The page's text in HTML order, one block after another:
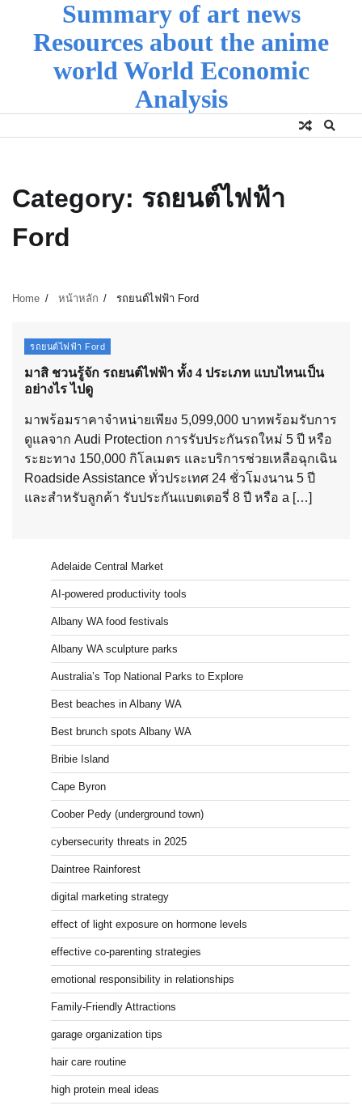
content
Summary of art news
Resources about the anime
world World Economic
Analysis
Category: รถยนต์ไฟฟ้า
Ford
Home หน้าหลัก รถยนต์ไฟฟ้า Ford
รถยนต์ไฟฟ้า Ford
มาสิ ชวนรู้จัก รถยนต์ไฟฟ้า ทั้ง 4 ประเภท แบบไหนเป็น
อย่างไร ไปดู
มาพร้อมราคาจำหน่ายเพียง 5,099,000 บาทพร้อมรับการ
ดูแลจาก Audi Protection การรับประกันรถใหม่ 5 ปี หรือ
ระยะทาง 150,000 กิโลเมตร และบริการช่วยเหลือฉุกเฉิน
Roadside Assistance ทั่วประเทศ 24 ชั่วโมงนาน 5 ปี
และสำหรับลูกค้า รับประกันแบตเตอรี่ 8 ปี หรือ a […]
Adelaide Central Market
AI-powered productivity tools
Albany WA food festivals
Albany WA sculpture parks
Australia’s Top National Parks to Explore
Best beaches in Albany WA
Best brunch spots Albany WA
Bribie Island
Cape Byron
Coober Pedy (underground town)
cybersecurity threats in 2025
Daintree Rainforest
digital marketing strategy
effect of light exposure on hormone levels
effective co-parenting strategies
emotional responsibility in relationships
Family-Friendly Attractions
garage organization tips
hair care routine
high protein meal ideas